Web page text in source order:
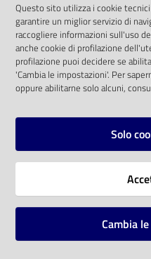
Eventi
Chiedi al
bibliotecario
solo alle condizioni
comunitaria 2003/98/CE
SOCIAL
Instagram
Vai alla pagina
Mappa del sito
Questo sito utilizza i cookie
garantire un miglior servizio di
raccogliere informazioni sull'uso
anche cookie di profilazione
profilazione puoi decidere se
'Cambia le impostazioni'. Per
oppure abilitarne solo alcuni,
Solo
Cambia